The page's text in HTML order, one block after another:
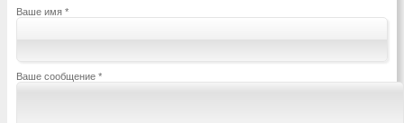
Ваше имя *
Ваше сообщение *